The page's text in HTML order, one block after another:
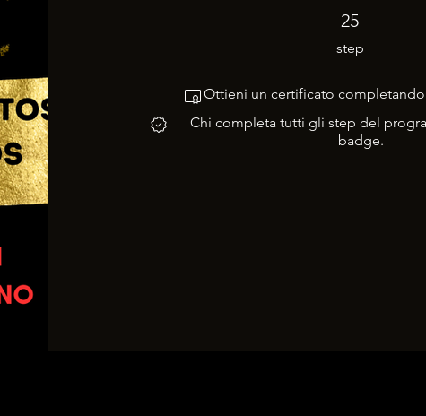
25
step
25 step
Ottieni un certificato
Chi completa tutti gli step del
badge.